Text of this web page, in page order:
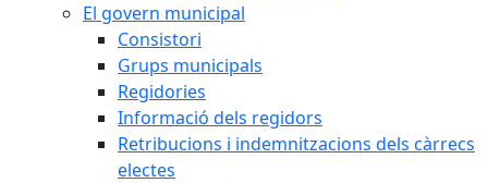
El govern municipal
Consistori
Grups municipals
Regidories
Informació dels regidors
Retribucions i indemnitzacions dels càrrecs
electes